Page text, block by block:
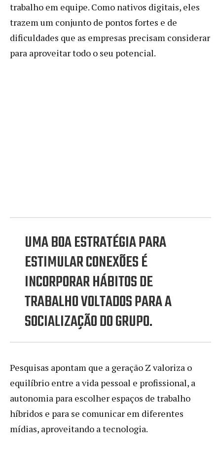
trabalho em equipe. Como nativos digitais, eles
trazem um conjunto de pontos fortes e de
dificuldades que as empresas precisam considerar
para aproveitar todo o seu potencial.
UMA BOA ESTRATÉGIA PARA
ESTIMULAR CONEXÕES É
INCORPORAR HÁBITOS DE
TRABALHO VOLTADOS PARA A
SOCIALIZAÇÃO DO GRUPO.
Pesquisas apontam que a geração Z valoriza o
equilíbrio entre a vida pessoal e profissional, a
autonomia para escolher espaços de trabalho
híbridos e para se comunicar em diferentes
mídias, aproveitando a tecnologia.